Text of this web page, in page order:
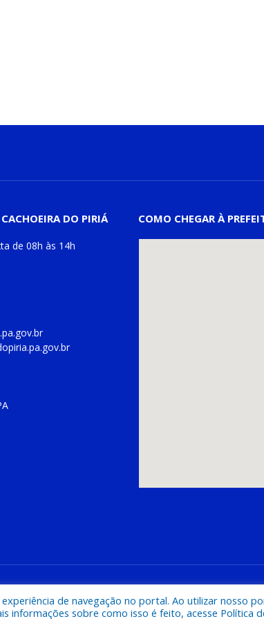
DO PIRIÁ
de 08h às 14h
COMO CHEGAR À
de navegação no portal. Ao utilizar nosso
informações sobre como isso é feito, acesse Política